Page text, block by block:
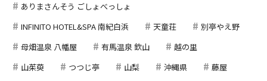
ありまさんそう ごしょべっしょ
INFINITO HOTEL&SPA 南紀白浜
天童荘
別亭やえ野
母畑温泉 八幡屋
有馬温泉 欽山
越の里
山茱萸
つつじ亭 山梨 沖縄県
藤屋